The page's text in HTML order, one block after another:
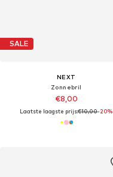
SALE
NEXT
Zonnebril
€8,00
Laatste laagste prijs:€10,00-20%